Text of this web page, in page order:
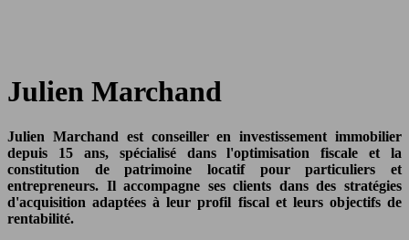
Julien Marchand
Julien Marchand est conseiller en investissement immobilier
depuis 15 ans, spécialisé dans l'optimisation fiscale et la
constitution de patrimoine locatif pour particuliers et
entrepreneurs. Il accompagne ses clients dans des stratégies
d'acquisition adaptées à leur profil fiscal et leurs objectifs de
rentabilité.